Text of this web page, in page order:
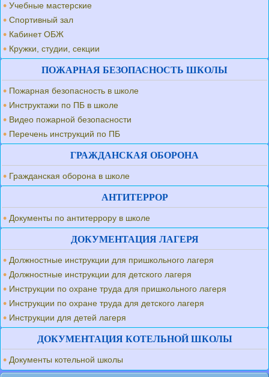
Учебные мастерские
Спортивный зал
Кабинет ОБЖ
Кружки, студии, секции
ПОЖАРНАЯ БЕЗОПАСНОСТЬ ШКОЛЫ
Пожарная безопасность в школе
Инструктажи по ПБ в школе
Видео пожарной безопасности
Перечень инструкций по ПБ
ГРАЖДАНСКАЯ ОБОРОНА
Гражданская оборона в школе
АНТИТЕРРОР
Документы по антитеррору в школе
ДОКУМЕНТАЦИЯ ЛАГЕРЯ
Должностные инструкции для пришкольного лагеря
Должностные инструкции для детского лагеря
Инструкции по охране труда для пришкольного лагеря
Инструкции по охране труда для детского лагеря
Инструкции для детей лагеря
ДОКУМЕНТАЦИЯ КОТЕЛЬНОЙ ШКОЛЫ
Документы котельной школы